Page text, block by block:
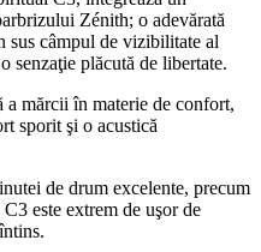
Zénith; o adevărată
sus câmpul de vizibilitate al
senzaţie plăcută de libertate.
a mărcii în materie de confort,
sporit şi o acustică
de drum excelente, precum
este extrem de uşor de